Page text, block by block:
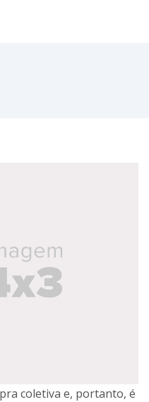
coletiva e, portanto, é